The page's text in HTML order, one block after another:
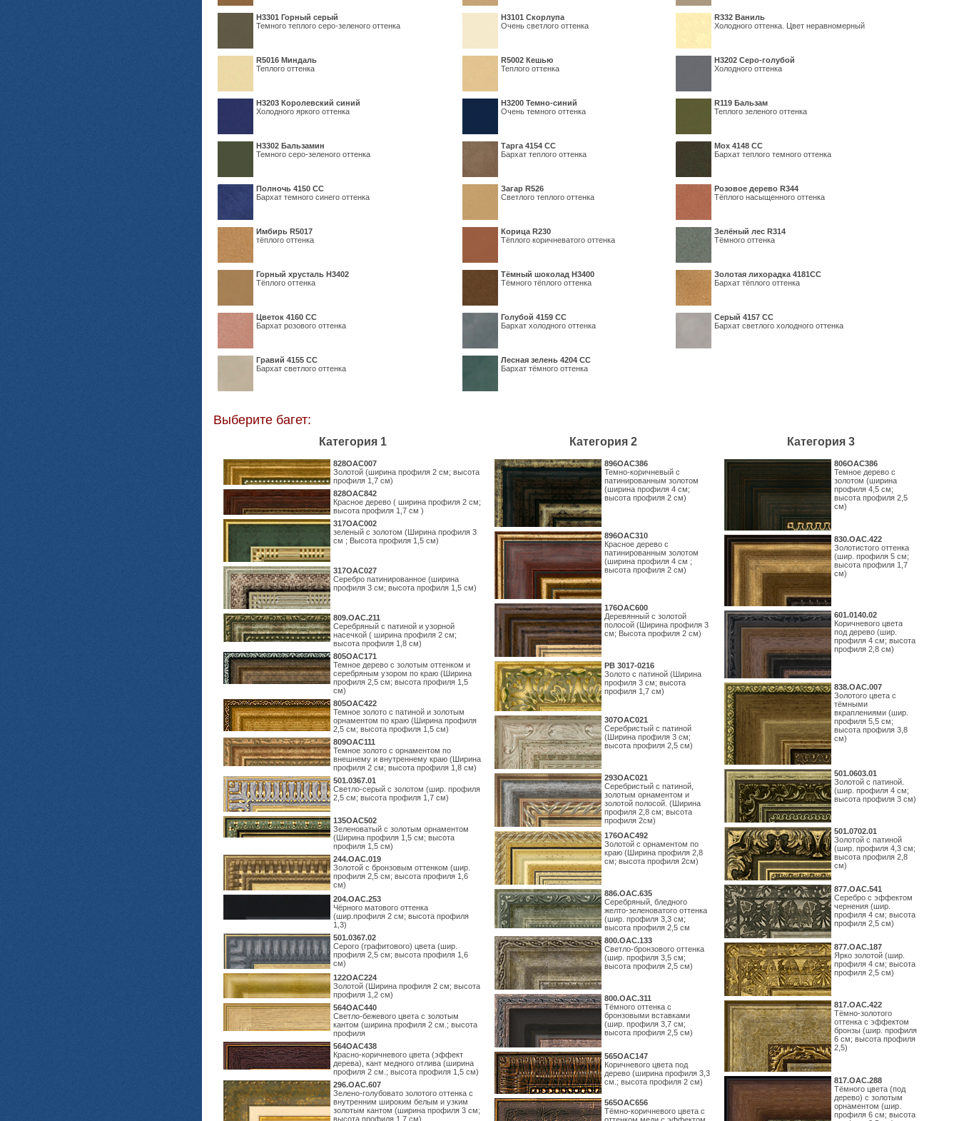
Н3301 Горный серый
Темного теплого серо-зеленого оттенка
Н3101 Скорлупа
Очень светлого оттенка
R332 Ваниль
Холодного оттенка. Цвет неравномерный
R5016 Миндаль
Теплого оттенка
R5002 Кешью
Теплого оттенка
Н3202 Серо-голубой
Холодного оттенка
Н3203 Королевский синий
Холодного яркого оттенка
Н3200 Темно-синий
Очень темного оттенка
R119 Бальзам
Теплого зеленого оттенка
Н3302 Бальзамин
Темного серо-зеленого оттенка
Тарга 4154 СС
Бархат теплого оттенка
Мох 4148 СС
Бархат теплого темного оттенка
Полночь 4150 СС
Бархат темного синего оттенка
Загар R526
Светлого теплого оттенка
Розовое дерево R344
Тёплого насыщенного оттенка
Имбирь R5017
тёплого оттенка
Корица R230
Тёплого коричневатого оттенка
Зелёный лес R314
Тёмного оттенка
Горный хрусталь H3402
Тёплого оттенка
Тёмный шоколад H3400
Тёмного тёплого оттенка
Золотая лихорадка 4181СС
Бархат тёплого оттенка
Цветок 4160 СС
Бархат розового оттенка
Голубой 4159 СС
Бархат холодного оттенка
Серый 4157 СС
Бархат светлого холодного оттенка
Гравий 4155 СС
Бархат светлого оттенка
Лесная зелень 4204 СС
Бархат тёмного оттенка
Выберите багет:
Категория 1 Категория 2 Категория 3
828OAC007
Золотой (ширина профиля 2 см; высота
профиля 1,7 см)
828OAC842
Красное дерево ( ширина профиля 2 см;
высота профиля 1,7 см )
317OAC002
зеленый с золотом (Ширина профиля 3
см ; Высота профиля 1,5 см)
317OAC027
Серебро патинированное (ширина
профиля 3 см; высота профиля 1,5 см)
809.ОАС.211
Серебряный с патиной и узорной
насечкой ( ширина профиля 2 см;
высота профиля 1,8 см)
805OAC171
Темное дерево с золотым оттенком и
серебряным узором по краю (Ширина
профиля 2,5 см; высота профиля 1,5
см)
805OAC422
Темное золото с патиной и золотым
орнаментом по краю (Ширина профиля
2,5 см; высота профиля 1,5 см)
809OAC111
Темное золото с орнаментом по
внешнему и внутреннему краю (Ширина
профиля 2 см; высота профиля 1,8 см)
501.0367.01
Светло-серый с золотом (шир. профиля
2,5 см; высота профиля 1,7 см)
135OAC502
Зеленоватый с золотым орнаментом
(Ширина профиля 1,5 см; высота
профиля 1,5 см)
244.ОАС.019
Золотой с бронзовым оттенком (шир.
профиля 2,5 см; высота профиля 1,6
см)
204.OAC.253
Чёрного матового оттенка
(шир.профиля 2 см; высота профиля
1,3)
501.0367.02
Серого (графитового) цвета (шир.
профиля 2,5 см; высота профиля 1,6
см)
122OAC224
Золотой (Ширина профиля 2 см; высота
профиля 1,2 см)
564ОАС440
Светло-бежевого цвета с золотым
кантом (ширина профиля 2 см.; высота
профиля
564ОАС438
Красно-коричневого цвета (эффект
дерева), кант медного отлива (ширина
профиля 2 см.; высота профиля 1,5 см)
296.OAC.607
Зелено-голубовато золотого оттенка с
внутренним широким белым и узким
золотым кантом (ширина профиля 3 см;
высота профиля 1,7 см)
896OAC386
Темно-коричневый с
патинированным золотом
(ширина профиля 4 см;
высота профиля 2 см)
896OAC310
Красное дерево с
патинированным золотом
(ширина профиля 4 см ;
высота профиля 2 см)
176OAC600
Деревянный с золотой
полосой (Ширина профиля 3
см; Высота профиля 2 см)
PB 3017-0216
Золото с патиной (Ширина
профиля 3 см; высота
профиля 1,7 см)
307OAC021
Серебристый с патиной
(Ширина профиля 3 см;
высота профиля 2,5 см)
293OAC021
Серебристый с патиной,
золотым орнаментом и
золотой полосой. (Ширина
профиля 2,8 см; высота
профиля 2см)
176OAC492
Золотой с орнаментом по
краю (Ширина профиля 2,8
см; высота профиля 2см)
886.ОАС.635
Серебряный, бледного
желто-зеленоватого оттенка
(шир. профиля 3,3 см;
высота профиля 2,5 см
800.ОАС.133
Светло-бронзового оттенка
(шир. профиля 3,5 см;
высота профиля 2,5 см)
800.ОАС.311
Тёмного оттенка с
бронзовыми вставками
(шир. профиля 3,7 см;
высота профиля 2,5 см)
565ОАС147
Коричневого цвета под
дерево (ширина профиля 3,3
см.; высота профиля 2 см)
565ОАС656
Тёмно-коричневого цвета с
806OAC386
Темное дерево с
золотом (ширина
профиля 4,5 см;
высота профиля 2,5
см)
830.ОАС.422
Золотистого оттенка
(шир. профиля 5 см;
высота профиля 1,7
см)
601.0140.02
Коричневого цвета
под дерево (шир.
профиля 4 см; высота
профиля 2,8 см)
838.ОАС.007
Золотого цвета с
тёмными
вкраплениями (шир.
профиля 5,5 см;
высота профиля 3,8
см)
501.0603.01
Золотой с патиной.
(шир. профиля 4 см;
высота профиля 3 см)
501.0702.01
Золотой с патиной
(шир. профиля 4,3 см;
высота профиля 2,8
см)
877.ОАС.541
Серебро с эффектом
чернения (шир.
профиля 4 см; высота
профиля 2,5 см)
877.ОАС.187
Ярко золотой (шир.
профиля 4 см; высота
профиля 2,5 см)
817.ОАС.422
Тёмно-золотого
оттенка с эффектом
бронзы (шир. профиля
6 см; высота профиля
2,5)
817.ОАС.288
Тёмного цвета (под
дерево) с золотым
орнаментом (шир.
профиля 6 см; высота